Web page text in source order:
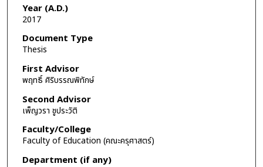
Year (A.D.)
2017
Document Type
Thesis
First Advisor
พฤทธิ์ ศิริบรรณพิทักษ์
Second Advisor
เพ็ญวรา ชูประวัติ
Faculty/College
Faculty of Education (คณะครุศาสตร์)
Department (if any)